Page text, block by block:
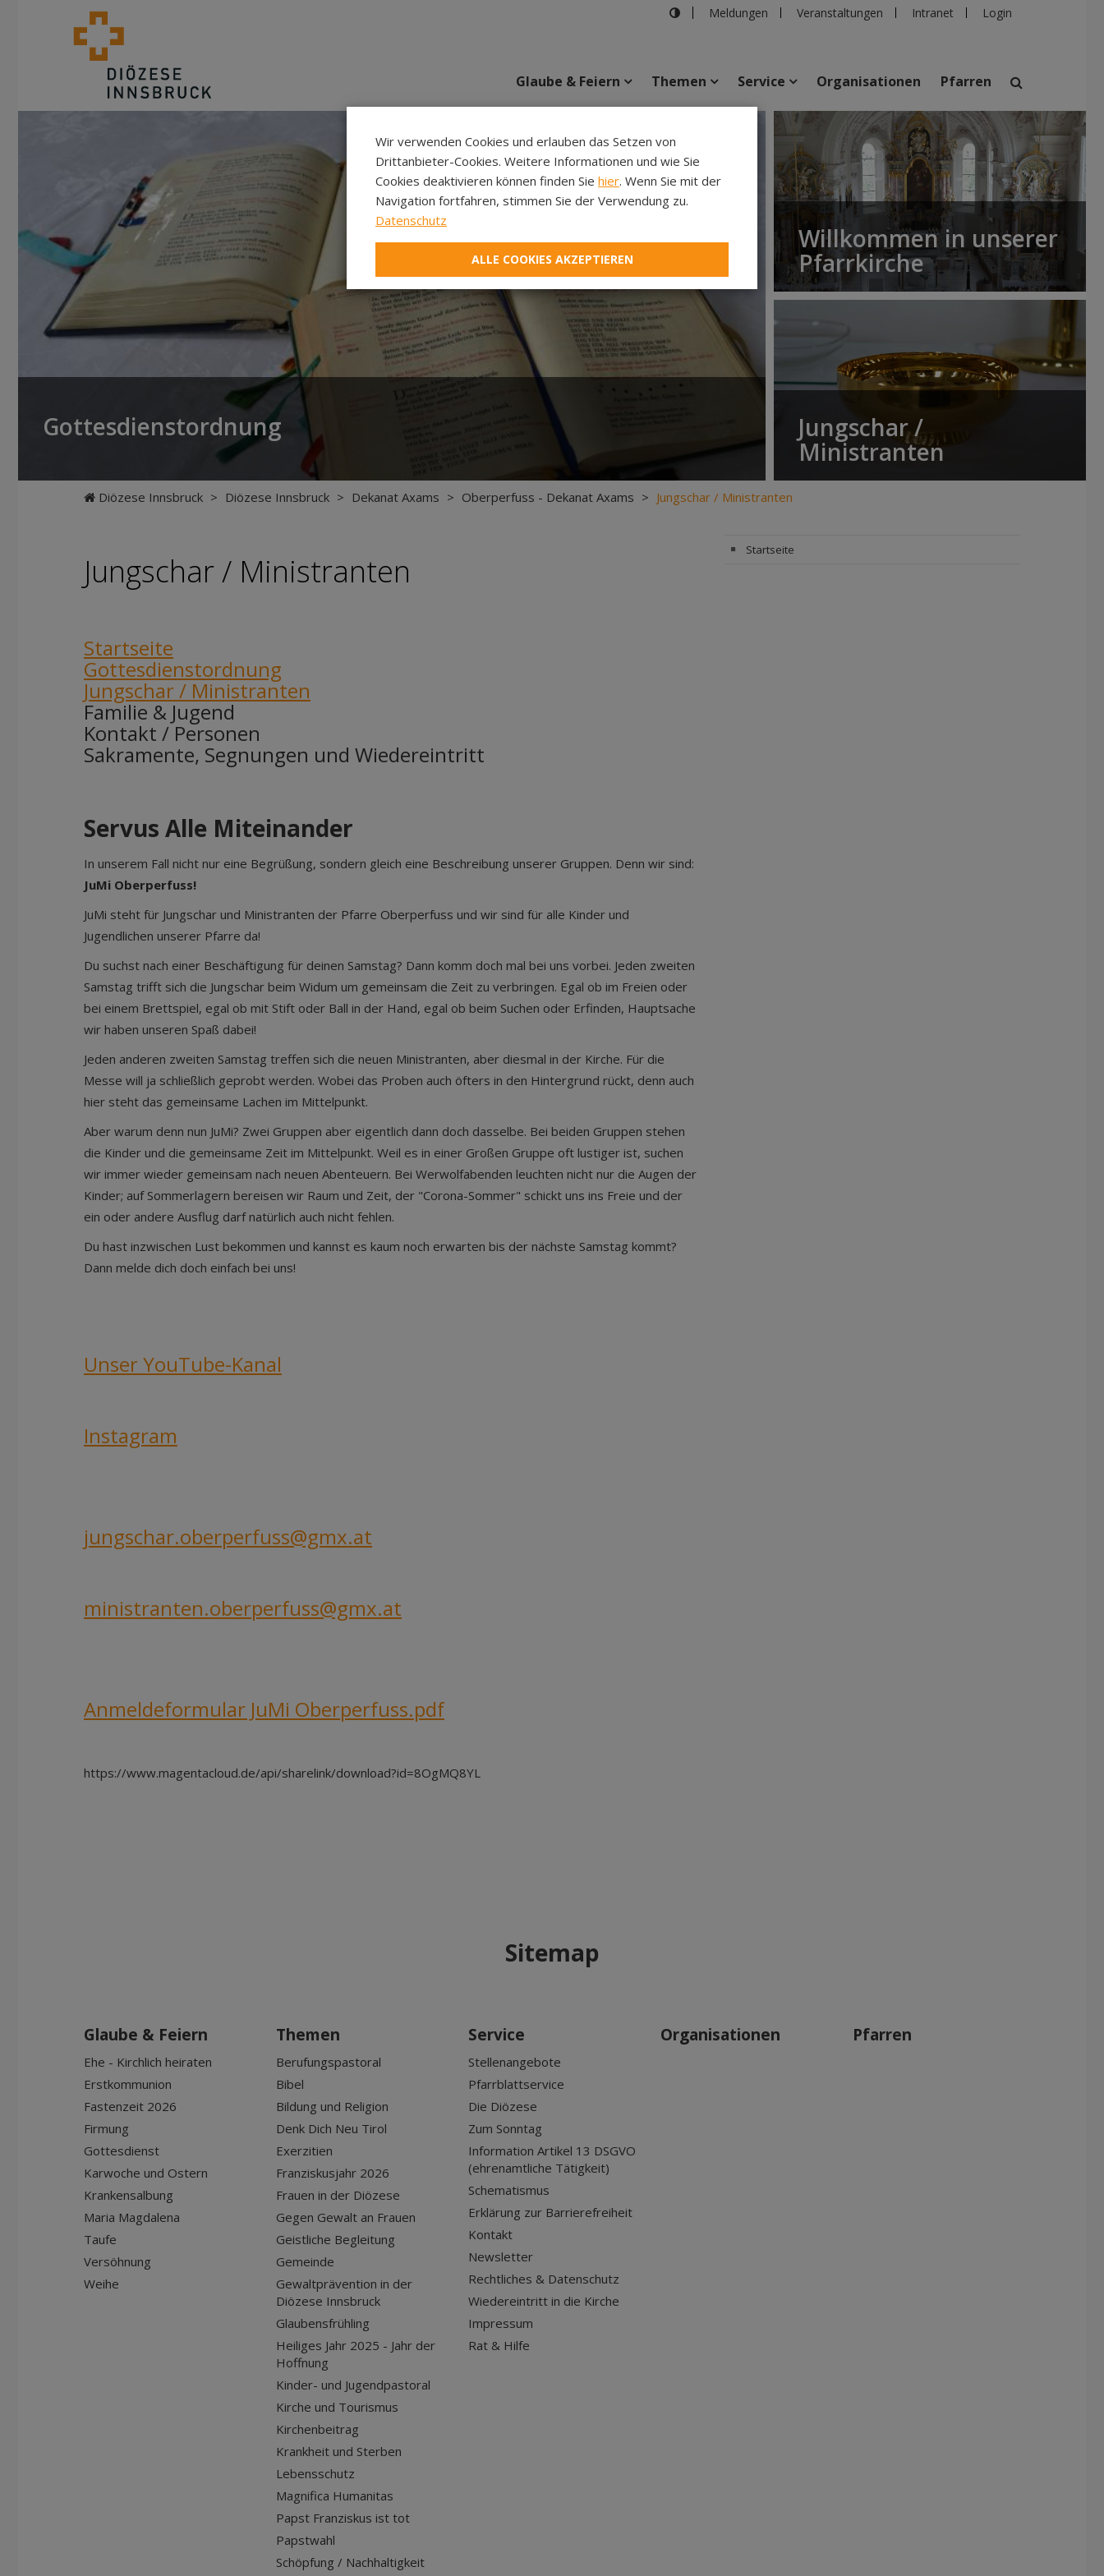
Meldungen Veranstaltungen Intranet Login
suchen
Veranstaltungen Personen Pfarren Einrichtungen
Glaube & Feiern Themen Service Organisationen Pfarren
Gottesdienstordnung
Willkommen in unserer
Pfarrkirche
Jungschar /
Ministranten
Diözese Innsbruck > Diözese Innsbruck > Dekanat Axams > Oberperfuss - Dekanat Axams > Jungschar / Ministranten
Jungschar / Ministranten
Startseite
Gottesdienstordnung
Jungschar / Ministranten
Familie & Jugend
Kontakt / Personen
Sakramente, Segnungen und Wiedereintritt
Servus Alle Miteinander
In unserem Fall nicht nur eine Begrüßung, sondern gleich eine Beschreibung unserer Gruppen. Denn wir sind:
JuMi Oberperfuss!
JuMi steht für Jungschar und Ministranten der Pfarre Oberperfuss und wir sind für alle Kinder und
Jugendlichen unserer Pfarre da!
Du suchst nach einer Beschäftigung für deinen Samstag? Dann komm doch mal bei uns vorbei. Jeden zweiten
Samstag trifft sich die Jungschar beim Widum um gemeinsam die Zeit zu verbringen. Egal ob im Freien oder
bei einem Brettspiel, egal ob mit Stift oder Ball in der Hand, egal ob beim Suchen oder Erfinden, Hauptsache
wir haben unseren Spaß dabei!
Jeden anderen zweiten Samstag treffen sich die neuen Ministranten, aber diesmal in der Kirche. Für die
Messe will ja schließlich geprobt werden. Wobei das Proben auch öfters in den Hintergrund rückt, denn auch
hier steht das gemeinsame Lachen im Mittelpunkt.
Aber warum denn nun JuMi? Zwei Gruppen aber eigentlich dann doch dasselbe. Bei beiden Gruppen stehen
die Kinder und die gemeinsame Zeit im Mittelpunkt. Weil es in einer Großen Gruppe oft lustiger ist, suchen
wir immer wieder gemeinsam nach neuen Abenteuern. Bei Werwolfabenden leuchten nicht nur die Augen der
Kinder; auf Sommerlagern bereisen wir Raum und Zeit, der "Corona-Sommer" schickt uns ins Freie und der
ein oder andere Ausflug darf natürlich auch nicht fehlen.
Du hast inzwischen Lust bekommen und kannst es kaum noch erwarten bis der nächste Samstag kommt?
Dann melde dich doch einfach bei uns!
Unser YouTube-Kanal
Instagram
jungschar.oberperfuss@gmx.at
ministranten.oberperfuss@gmx.at
Anmeldeformular JuMi Oberperfuss.pdf
https://www.magentacloud.de/api/sharelink/download?id=8OgMQ8YL
Startseite
Sitemap
Glaube & Feiern
Ehe - Kirchlich heiraten
Erstkommunion
Fastenzeit 2026
Firmung
Gottesdienst
Karwoche und Ostern
Krankensalbung
Maria Magdalena
Taufe
Versöhnung
Weihe
Themen
Berufungspastoral
Bibel
Bildung und Religion
Denk Dich Neu Tirol
Exerzitien
Franziskusjahr 2026
Frauen in der Diözese
Gegen Gewalt an Frauen
Geistliche Begleitung
Gemeinde
Gewaltprävention in der
Diözese Innsbruck
Glaubensfrühling
Heiliges Jahr 2025 - Jahr der
Hoffnung
Kinder- und Jugendpastoral
Kirche und Tourismus
Kirchenbeitrag
Krankheit und Sterben
Lebensschutz
Magnifica Humanitas
Papst Franziskus ist tot
Papstwahl
Schöpfung / Nachhaltigkeit
Service
Stellenangebote
Pfarrblattservice
Die Diözese
Zum Sonntag
Information Artikel 13 DSGVO
(ehrenamtliche Tätigkeit)
Schematismus
Erklärung zur Barrierefreiheit
Kontakt
Newsletter
Rechtliches & Datenschutz
Wiedereintritt in die Kirche
Impressum
Rat & Hilfe
Organisationen Pfarren
Wir verwenden Cookies und erlauben das Setzen von
Drittanbieter-Cookies. Weitere Informationen und wie Sie
Cookies deaktivieren können finden Sie hier. Wenn Sie mit der
Navigation fortfahren, stimmen Sie der Verwendung zu.
Datenschutz
ALLE COOKIES AKZEPTIEREN